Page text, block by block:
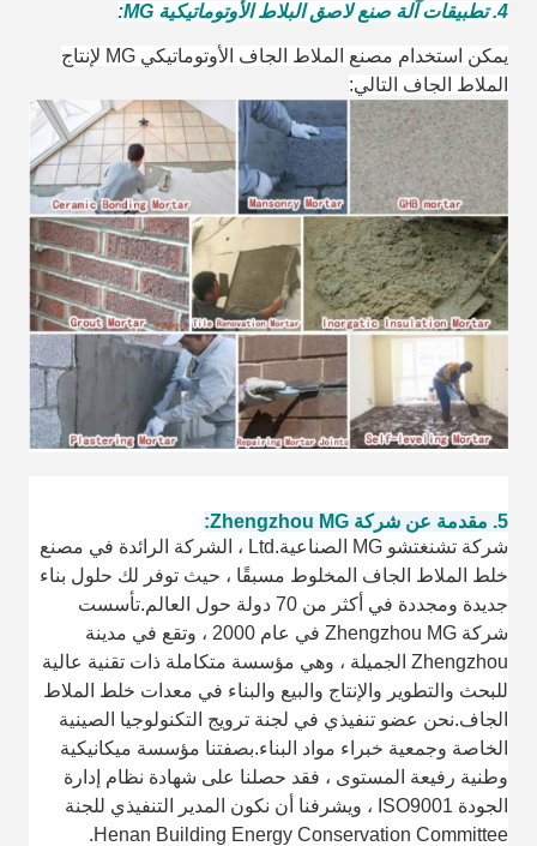
4. تطبيقات آلة صنع لاصق البلاط الأوتوماتيكية MG:
يمكن استخدام مصنع الملاط الجاف الأوتوماتيكي MG لإنتاج
الملاط الجاف التالي:
5. مقدمة عن شركة Zhengzhou MG
:
شركة تشنغتشو MG الصناعية.Ltd ، الشركة الرائدة في مصنع
خلط الملاط الجاف المخلوط مسبقًا ، حيث توفر لك حلول بناء
جديدة ومجددة في أكثر من 70 دولة حول العالم.تأسست
شركة Zhengzhou MG في عام 2000 ، وتقع في مدينة
Zhengzhou الجميلة ، وهي مؤسسة متكاملة ذات تقنية عالية
للبحث والتطوير والإنتاج والبيع والبناء في معدات خلط الملاط
الجاف.نحن عضو تنفيذي في لجنة ترويج التكنولوجيا الصينية
الخاصة وجمعية خبراء مواد البناء.بصفتنا مؤسسة ميكانيكية
وطنية رفيعة المستوى ، فقد حصلنا على شهادة نظام إدارة
الجودة ISO9001 ، ويشرفنا أن نكون المدير التنفيذي للجنة
Henan Building Energy Conservation Committee.